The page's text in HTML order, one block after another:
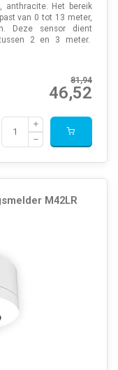
anthracite. Het bereik
van 0 tot 13 meter,
Deze sensor dient
2 en 3 meter.
81,94
46,52
M42LR